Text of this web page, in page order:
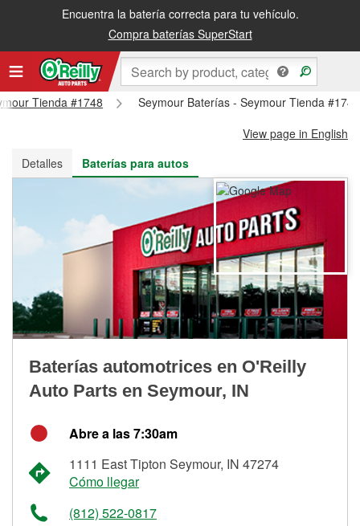
Encuentra la batería correcta para tu vehículo.
Compra baterías SuperStart
Recibe tu orden gratis al día siguiente o recógela en la tienda
Tienda #1748
Seymour Baterías - Seymour Tienda #1748
View page in English
Detalles
Baterías para autos
Baterías automotrices en O'Reilly
Auto Parts en Seymour, IN
Abre a las 7:30am
1111 East Tipton Seymour, IN 47274
Cómo llegar
(812) 522-0817